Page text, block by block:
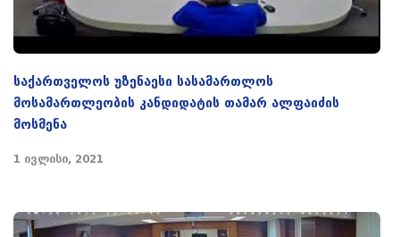
საქართველოს უზენაესი სასამართლოს
მოსამართლეობის კანდიდატის თამარ ალფაიძის
მოსმენა
1 ივლისი, 2021